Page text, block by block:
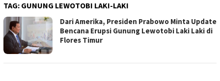
TAG: GUNUNG LEWOTOBI LAKI-LAKI
Dari Amerika, Presiden Prabowo Minta Update
Bencana Erupsi Gunung Lewotobi Laki Laki di
Flores Timur